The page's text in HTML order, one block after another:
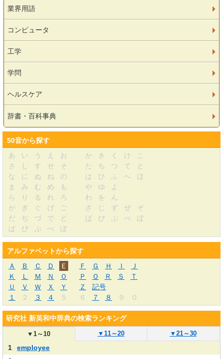
業界用語
コンピュータ
工学
学問
ヘルスケア
辞書・百科事典
50音から探す
あ
い う え お か き く け
こ
さ
し す せ そ た ち つ て
と
な
に ぬ ね の は ひ ふ へ
ほ
ま
み む め も や ゆ
よ
ら
り る れ ろ わ を
ん
が
ぎ ぐ げ ご ざ じ ず ぜ
ぞ
だ
ぢ づ で ど ば び ぶ べ
ぼ
ぱ
ぴ ぷ ぺ ぽ
アルファベットから探す
Ａ
Ｂ Ｃ Ｄ Ｅ Ｆ Ｇ Ｈ Ｉ
Ｊ
Ｋ
Ｌ Ｍ Ｎ Ｏ Ｐ Ｑ Ｒ Ｓ
Ｔ
Ｕ
Ｖ Ｗ Ｘ Ｙ Ｚ
記号
１
２ ３ ４ ５ ６ ７ ８ ９ ０
研究社 新英和中辞典の検索ランキング
▼1～10 ▼ 11～20 ▼ 21～30
1
employee